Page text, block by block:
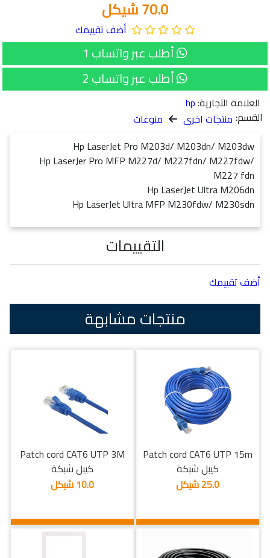
70.0 شيكل
أضف تقييمك
أطلب عبر واتساب 1
أطلب عبر واتساب 2
العلامة التجارية:hp
القسم: منتجات اخرى
منوعات
Hp LaserJet Pro M203d/ M203dn/ M203dw
Hp LaserJer Pro MFP M227d/ M227fdn/ M227fdw/
M227 fdn
Hp LaserJet Ultra M206dn
Hp LaserJet Ultra MFP M230fdw/ M230sdn
التقييمات
أضف تقييمك
منتجات مشابهة
Patch cord CAT6 UTP 15m
كيبل شبكة
25.0 شيكل
Patch cord CAT6 UTP 3M
كيبل شبكة
10.0 شيكل